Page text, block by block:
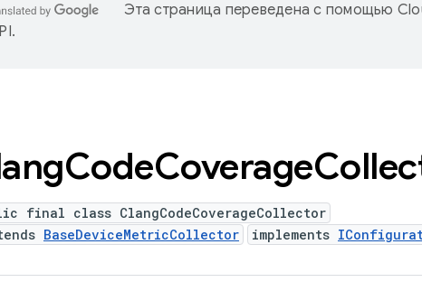
Эта страница переведена с помощью
.
CodeCoverage
final class ClangCodeCoverageCollector
BaseDeviceMetricCollector implements